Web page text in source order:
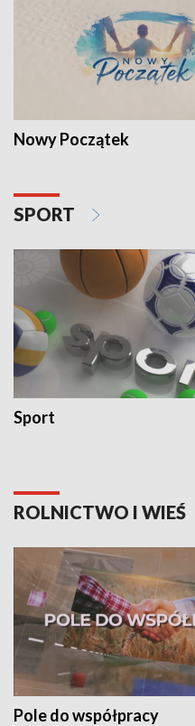
Nowy Początek
SPORT
Sport
ROLNICTWO I WIEŚ
Pole do współpracy